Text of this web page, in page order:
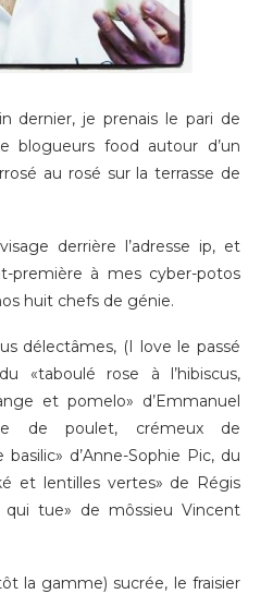
dernier, je prenais le pari de
blogueurs food autour d’un
au rosé sur la terrasse de
derrière l’adresse ip, et
première à mes cyber-potos
huit chefs de génie.
délectâmes, (I love le passé
«taboulé rose à l’hibiscus,
et pomelo» d’Emmanuel
de poulet, crémeux de
d’Anne-Sophie Pic, du
et lentilles vertes» de Régis
tue» de môssieu Vincent
la gamme) sucrée, le fraisier